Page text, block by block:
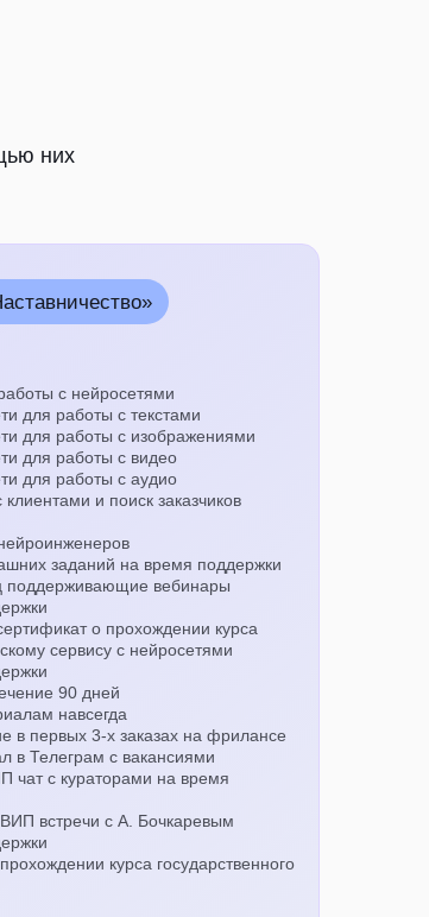
с нейросетями
для работы с текстами
для работы с изображениями
для работы с видео
для работы с аудио
клиентами и поиск заказчиков
заданий на время поддержки
поддерживающие вебинары
о прохождении курса
сервису с нейросетями
90 дней
навсегда
в первых 3-х заказах на фрилансе
в Телеграм с вакансиями
чат с кураторами на время
встречи с А. Бочкаревым
курса государственного
них